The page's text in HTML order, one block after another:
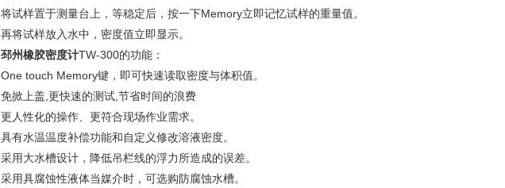
将试样置于测量台上，等稳定后，按一下Memory立即记忆试样的重量值。
再将试样放入水中，密度值立即显示。
邳州橡胶密度计TW-300的功能：
One touch Memory键，即可快速读取密度与体积值。
免掀上盖,更快速的测试,节省时间的浪费
更人性化的操作、更符合现场作业需求。
具有水温温度补偿功能和自定义修改溶液密度。
采用大水槽设计，降低吊栏线的浮力所造成的误差。
采用具腐蚀性液体当媒介时，可选购防腐蚀水槽。